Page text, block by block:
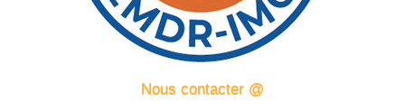
Nous contacter @